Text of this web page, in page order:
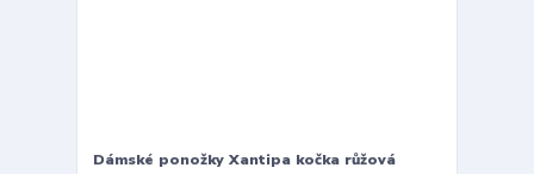
Dámské ponožky Xantipa kočka růžová